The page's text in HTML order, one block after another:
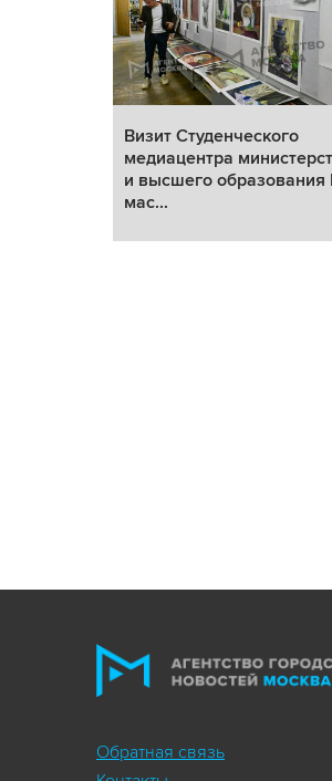
Визит Студенческого
медиацентра
и высшего
мас...
Обратная связь